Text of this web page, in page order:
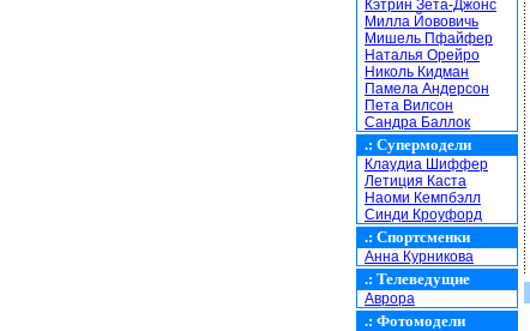
Кэтрин Зета-Джонс
Милла Йововичь
Мишель Пфайфер
Наталья Орейро
Николь Кидман
Памела Андерсон
Пета Вилсон
Сандра Баллок
.: Супермодели
Клаудиа Шиффер
Летиция Каста
Наоми Кемпбэлл
Синди Кроуфорд
.: Спортсменки
Анна Курникова
.: Телеведущие
Аврора
.: Фотомодели